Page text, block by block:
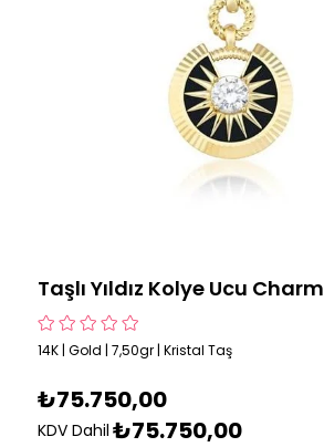
Taşlı Yıldız Kolye Ucu Charm
14K | Gold | 7,50gr | Kristal Taş
₺75.750,00
KDV Dahil ₺75.750,00